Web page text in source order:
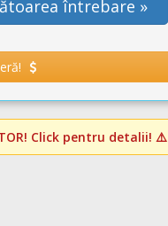
întrebare »
Click pentru detalii! ⚠️